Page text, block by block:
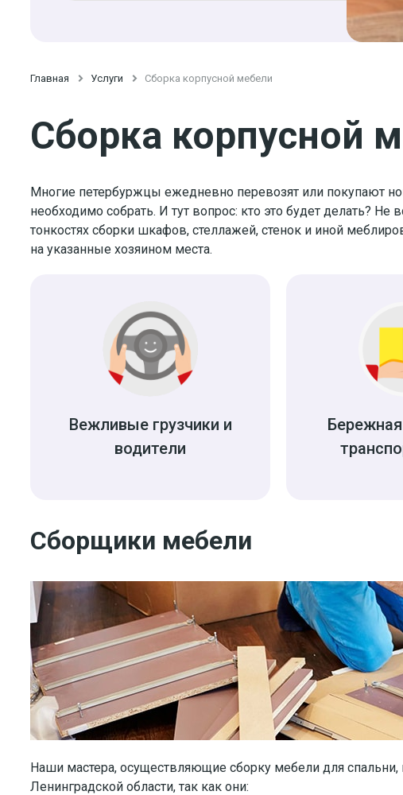
Главная  Услуги  Сборка корпусной мебели
Сборка корпусной
Многие петербуржцы ежедневно перевозят или покупают
необходимо собрать. И тут вопрос: кто это будет делать?
тонкостях сборки шкафов, стеллажей, стенок и иной
на указанные хозяином места.
Вежливые грузчики и
водители
Сборщики мебели
Наши мастера, осуществляющие сборку мебели для
Ленинградской области, так как они: